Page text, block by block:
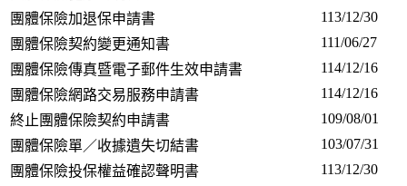
團體保險加退保申請書
113/12/30
團體保險契約變更通知書
111/06/27
團體保險傳真暨電子郵件生效申請書
114/12/16
團體保險網路交易服務申請書
114/12/16
終止團體保險契約申請書
109/08/01
團體保險單／收據遺失切結書
103/07/31
團體保險投保權益確認聲明書
113/12/30